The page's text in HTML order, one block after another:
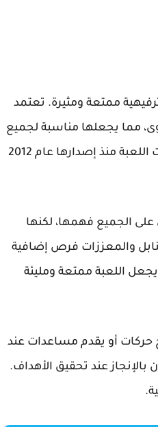
ممتعة ومثيرة. تعتمد
مما يجعلها مناسبة لجميع
الفئات العمرية. بفضل تصميمها المميز ومستوياتها المتجددة باستمرار، نجحت اللعبة منذ إصدارها عام 2012
على الجميع فهمها، لكنها
والمعززات فرص إضافية
اللعبة ممتعة ومليئة
حركات أو يقدم مساعدات عند
عند تحقيق الأهداف.